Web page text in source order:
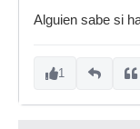
Alguien sabe si
1